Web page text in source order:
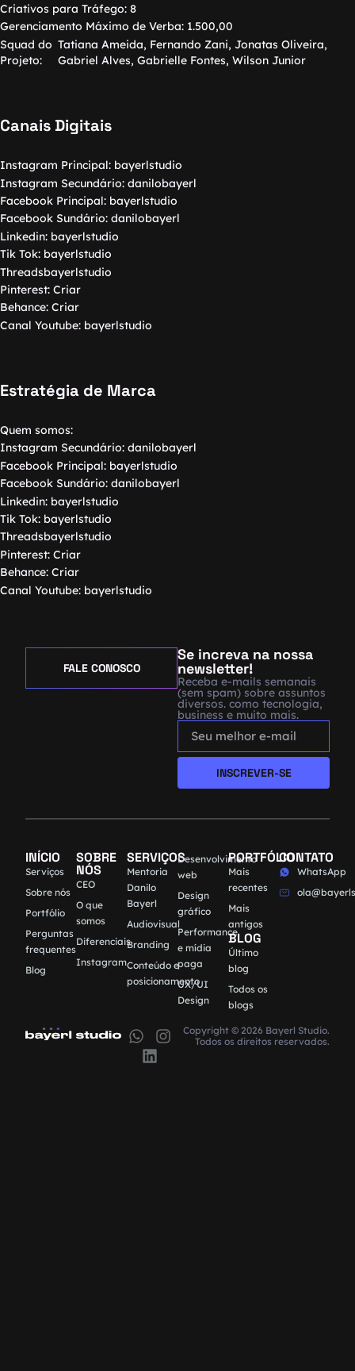
Criativos para Tráfego: 8
Gerenciamento Máximo de Verba: 1.500,00
Squad do
Projeto:
Tatiana Ameida, Fernando Zani, Jonatas Oliveira,
Gabriel Alves, Gabrielle Fontes, Wilson Junior
Canais Digitais
Instagram Principal: bayerlstudio
Instagram Secundário: danilobayerl
Facebook Principal: bayerlstudio
Facebook Sundário: danilobayerl
Linkedin: bayerlstudio
Tik Tok: bayerlstudio
Threadsbayerlstudio
Pinterest: Criar
Behance: Criar
Canal Youtube: bayerlstudio
Estratégia de Marca
Quem somos:
Instagram Secundário: danilobayerl
Facebook Principal: bayerlstudio
Facebook Sundário: danilobayerl
Linkedin: bayerlstudio
Tik Tok: bayerlstudio
Threadsbayerlstudio
Pinterest: Criar
Behance: Criar
Canal Youtube: bayerlstudio
Se increva na nossa
newsletter!
Receba e-mails semanais
(sem spam) sobre assuntos
diversos. como tecnologia,
business e muito mais.
INSCREVER-SE
FALE CONOSCO
INÍCIO
Serviços
Sobre nós
Portfólio
Perguntas
frequentes
Blog
SOBRE
NÓS
CEO
O que
somos
Diferenciais
Instagram
SERVIÇOS
Mentoria
Danilo
Bayerl
Audiovisual
Branding
Conteúdo e
posicionamento
Desenvolvimento
web
Design
gráfico
Performance
e mídia
paga
UX/UI
Design
PORTFÓLIO
Mais
recentes
Mais
antigos
BLOG
Último
blog
Todos os
blogs
CONTATO
WhatsApp
Copyright © 2026 Bayerl Studio.
Todos os direitos reservados.